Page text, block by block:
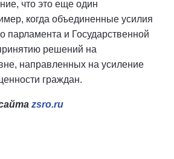
что это еще один
когда объединенные усилия
парламента и Государственной
решений на
направленных на усиление
граждан.
zsro.ru